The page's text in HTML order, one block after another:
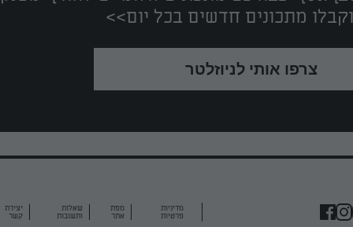
מתכונים חדשים בכל יום>>
צרפו אותי לניוזלטר
מדיניות
פרטיות
מפת
אתר
שאלות
ותשובות
יצירת
קשר